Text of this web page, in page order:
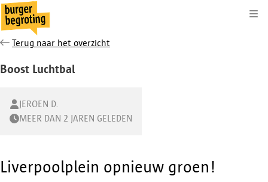
Terug naar het overzicht
Boost Luchtbal
JEROEN D.
MEER DAN 2 JAREN GELEDEN
Liverpoolplein opnieuw groen!